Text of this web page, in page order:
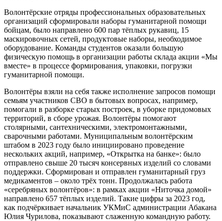
Волонтёрские отряды профессиональных образовательных
организаций сформировали наборы гуманитарной помощи
бойцам, было направлено 600 пар тёплых рукавиц, 15
маскировочных сетей, продуктовые наборы, необходимое
оборудование. Команды студентов оказали большую
физическую помощь в организации работы склада акции «Мы
вместе» в процессе формирования, упаковки, погрузки
гуманитарной помощи.
Волонтёры взяли на себя также исполнение запросов помощи
семьям участников СВО в бытовых вопросах, например,
помогали в разборке старых построек, в уборке придомовых
территорий, в сборе урожая. Волонтёры помогают
столярными, сантехническими, электромонтажными,
сварочными работами. Муниципальным волонтёрским
штабом в 2023 году было инициировано проведение
нескольких акций, например, «Открытка на банке»: было
отправлено свыше 20 тысяч консервных изделий со словами
поддержки. Сформирован и отправлен гуманитарный груз
медикаментов – около трёх тонн. Продолжалась работа
«серебряных волонтёров»: в рамках акции «Ниточка домой»
направлено 657 тёплых изделий. Такие цифры за 2023 год,
как подчёркивает начальник УКМиС администрации Абакана
Юлия Чурилова, показывают слаженную командную работу.